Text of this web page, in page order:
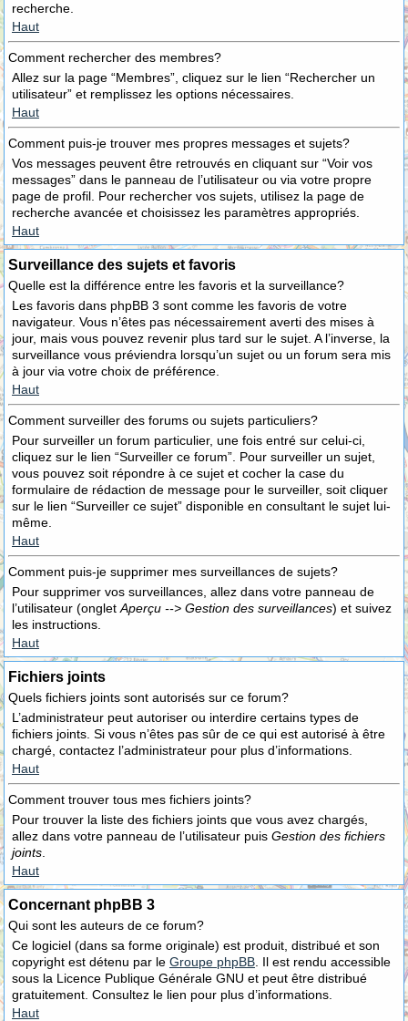
recherche.
Haut
Comment rechercher des membres?
Allez sur la page “Membres”, cliquez sur le lien “Rechercher un
utilisateur” et remplissez les options nécessaires.
Haut
Comment puis-je trouver mes propres messages et sujets?
Vos messages peuvent être retrouvés en cliquant sur “Voir vos
messages” dans le panneau de l’utilisateur ou via votre propre
page de profil. Pour rechercher vos sujets, utilisez la page de
recherche avancée et choisissez les paramètres appropriés.
Haut
Surveillance des sujets et favoris
Quelle est la différence entre les favoris et la surveillance?
Les favoris dans phpBB 3 sont comme les favoris de votre
navigateur. Vous n’êtes pas nécessairement averti des mises à
jour, mais vous pouvez revenir plus tard sur le sujet. A l’inverse, la
surveillance vous préviendra lorsqu’un sujet ou un forum sera mis
à jour via votre choix de préférence.
Haut
Comment surveiller des forums ou sujets particuliers?
Pour surveiller un forum particulier, une fois entré sur celui-ci,
cliquez sur le lien “Surveiller ce forum”. Pour surveiller un sujet,
vous pouvez soit répondre à ce sujet et cocher la case du
formulaire de rédaction de message pour le surveiller, soit cliquer
sur le lien “Surveiller ce sujet” disponible en consultant le sujet lui-
même.
Haut
Comment puis-je supprimer mes surveillances de sujets?
Pour supprimer vos surveillances, allez dans votre panneau de
l’utilisateur (onglet Aperçu --> Gestion des surveillances) et suivez
les instructions.
Haut
Fichiers joints
Quels fichiers joints sont autorisés sur ce forum?
L’administrateur peut autoriser ou interdire certains types de
fichiers joints. Si vous n’êtes pas sûr de ce qui est autorisé à être
chargé, contactez l’administrateur pour plus d’informations.
Haut
Comment trouver tous mes fichiers joints?
Pour trouver la liste des fichiers joints que vous avez chargés,
allez dans votre panneau de l’utilisateur puis Gestion des fichiers
joints
Haut
Concernant phpBB 3
Qui sont les auteurs de ce forum?
Ce logiciel (dans sa forme originale) est produit, distribué et son
copyright est détenu par le Groupe phpBB . Il est rendu accessible
sous la Licence Publique Générale GNU et peut être distribué
gratuitement. Consultez le lien pour plus d’informations.
Haut